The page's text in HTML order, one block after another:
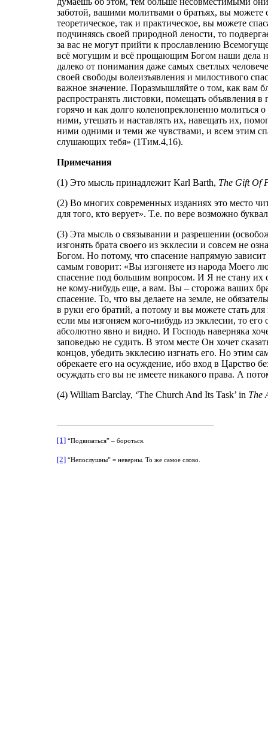
заботой, вашими молитвами о братьях, вы можете
теоретическое, так и практическое, вы можете
подчиняясь своей природной лености, то
за вас не могут прийти к прославлению
всё могущим и всё прощающим Богом наши дела
далеко от понимания даже самых светлых
своей свободы волеизъявления и милостивого
важное значение. Поразмышляйте о том, как вам
распространять листовки, помещать объявления
горячо и как долго коленопреклоненно молиться
ними, утешать и наставлять их, навещать их,
ними одними и теми же чувствами, и всем этим
слушающих тебя» (1Тим.4,16).
Примечания
(1) Это мысль принадлежит Karl Barth, The Gift Of
(2) Во многих современных изданиях это место
для того, кто верует». Т.е. по вере возможно
(3) Эта мысль о связывании и разрешении
изгонять брата своего из экклесии и совсем не
Богом. Но потому, что спасение напрямую
самым говорит: «Вы изгоняете из народа Моего
спасение под большим вопросом. И Я не стану их
не кому-нибудь еще, а вам. Вы – сторожа ваших
спасение. То, что вы делаете на земле, не
в руки его братий, а потому и вы можете стать
если мы изгоняем кого-нибудь из экклесии, то
абсолютно явно и видно. И Господь наверняка
заповедью не судить. В этом месте Он хочет
концов, убедить экклесию изгнать его. Но этим
обрекаете его на осуждение, ибо вход в Царство
осуждать его вы не имеете никакого права. А
(4) William Barclay, ‘The Church And Its Task’ in The
[1] “Подвизаться” – бороться.
[2] “Непослушны” = неверны. То же самое слово.